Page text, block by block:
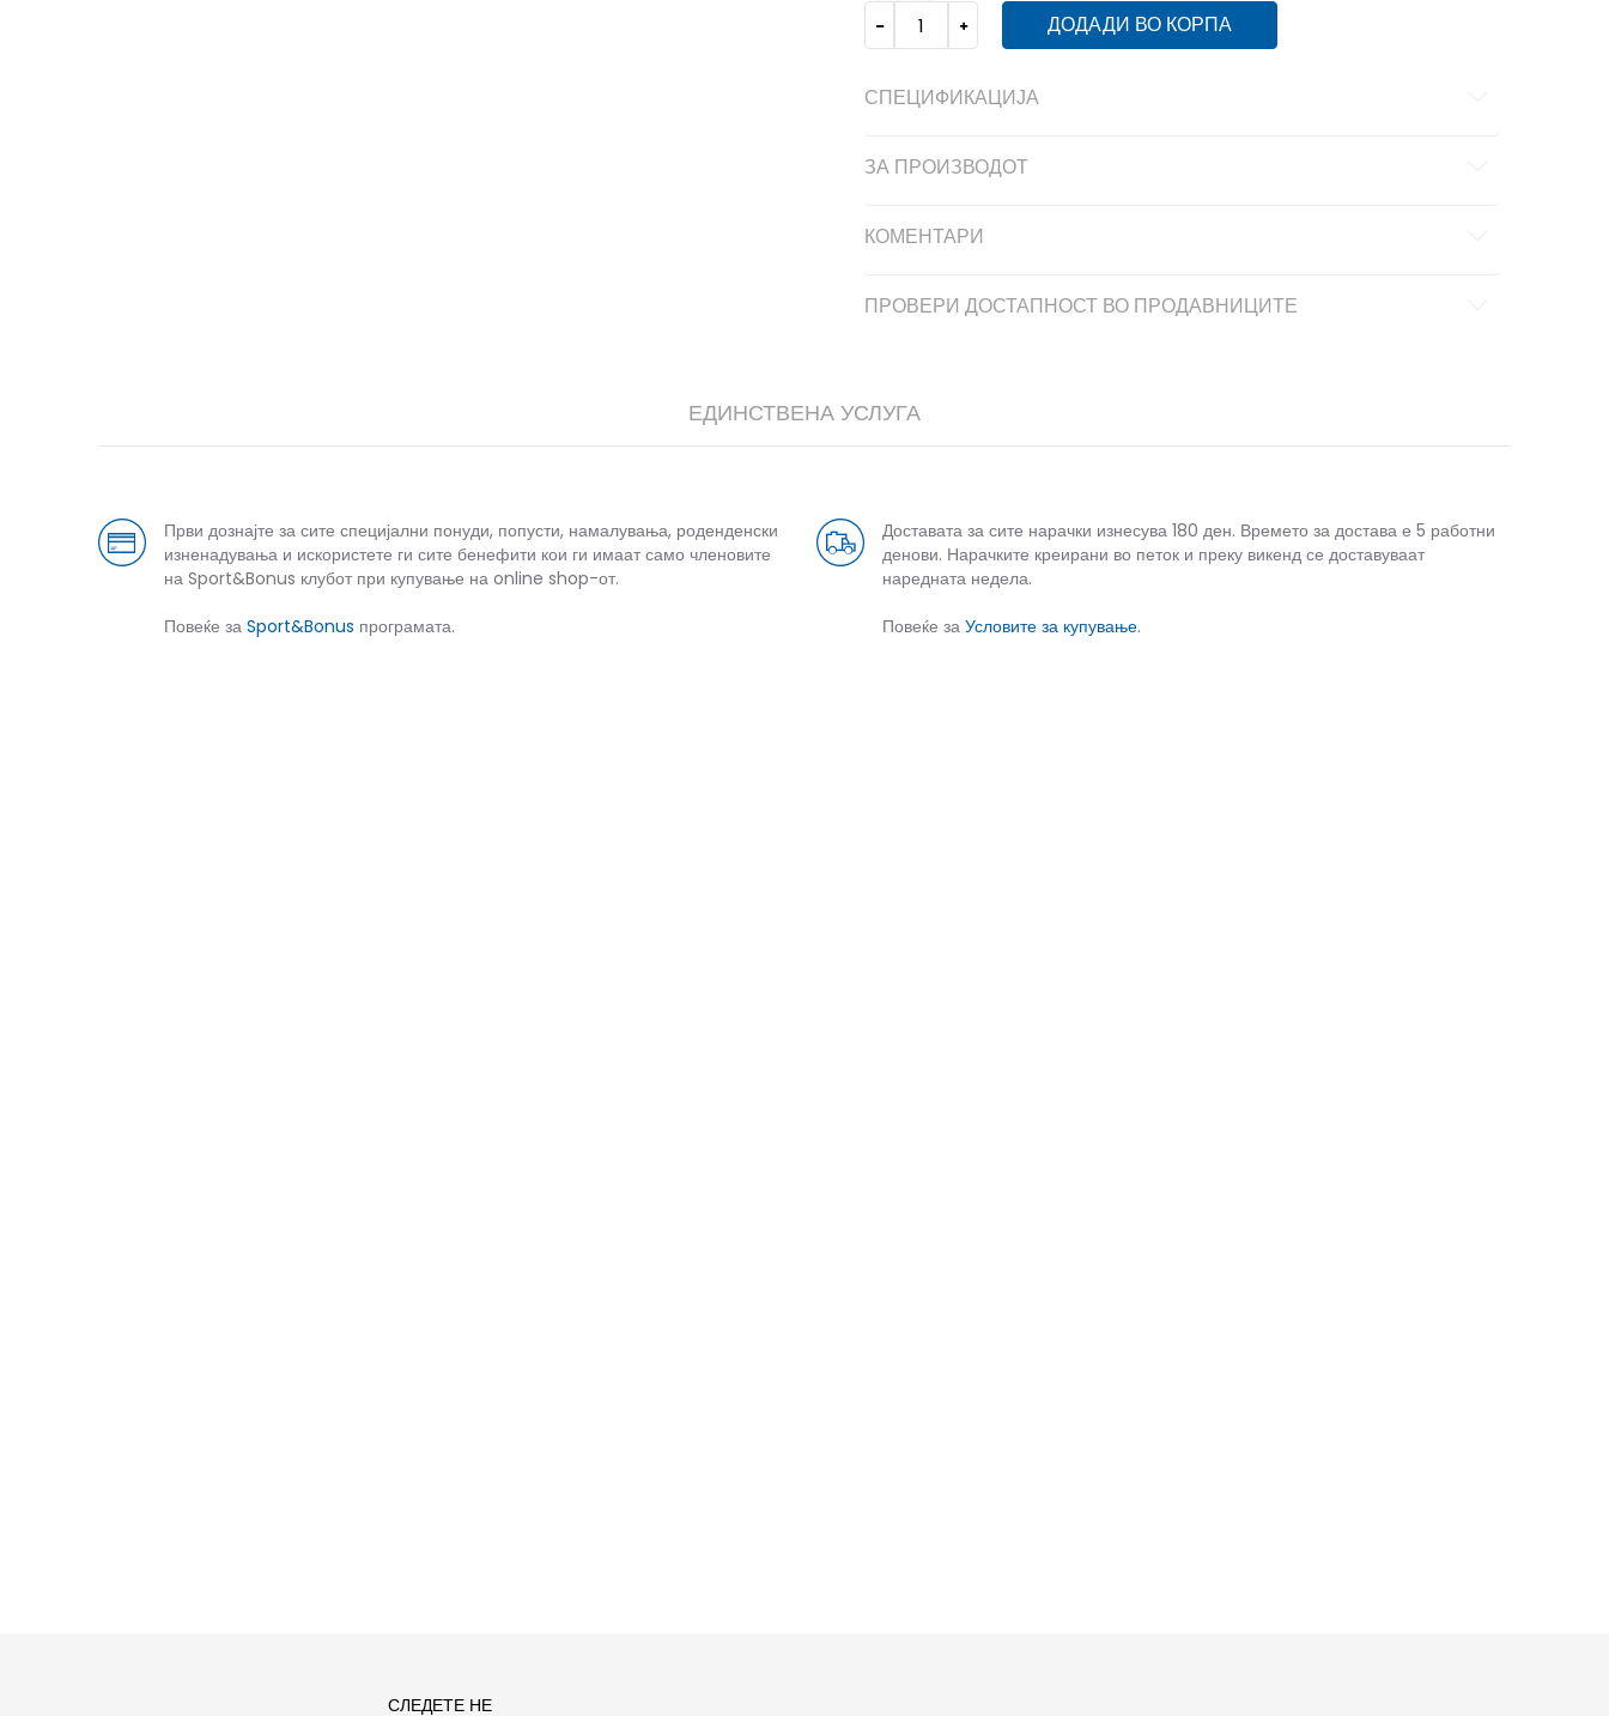
ДОДАДИ ВО КОРПА
СПЕЦИФИКАЦИЈА
ЗА ПРОИЗВОДОТ
КОМЕНТАРИ
ПРОВЕРИ ДОСТАПНОСТ ВО ПРОДАВНИЦИТЕ
ЕДИНСТВЕНА УСЛУГА
Први дознајте за сите специјални понуди, попусти, намалувања, роденденски
изненадувања и искористете ги сите бенефити кои ги имаат само членовите
на Sport&Bonus клубот при купување на online shop-от.
Повеќе за Sport&Bonus програмата.
Доставата за сите нарачки изнесува 180 ден. Времето за достава е 5 работни
денови. Нарачките креирани во петок и преку викенд се доставуваат
наредната недела.
Повеќе за Условите за купување.
СЛЕДЕТЕ НЕ